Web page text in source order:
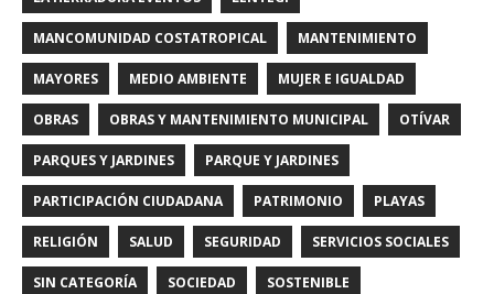
MANCOMUNIDAD COSTATROPICAL MANTENIMIENTO
MAYORES MEDIO AMBIENTE MUJER E IGUALDAD
OBRAS OBRAS Y MANTENIMIENTO MUNICIPAL OTÍVAR
PARQUES Y JARDINES PARQUE Y JARDINES
PARTICIPACIÓN CIUDADANA PATRIMONIO PLAYAS
RELIGIÓN SALUD SEGURIDAD SERVICIOS SOCIALES
SIN CATEGORÍA SOCIEDAD SOSTENIBLE